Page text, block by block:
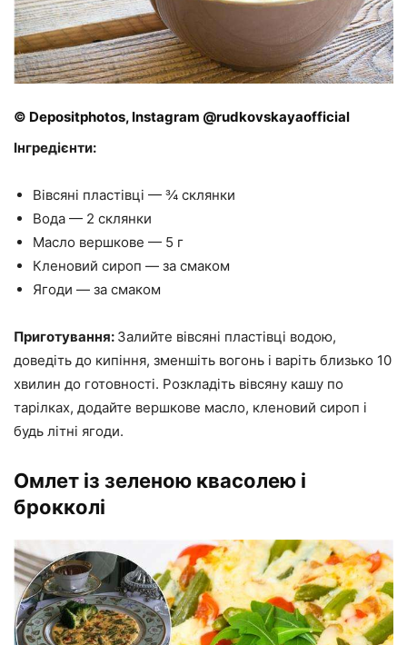
© Depositphotos, Instagram @rudkovskayaofficial
Інгредієнти:
Вівсяні пластівці — ¾ склянки
Вода — 2 склянки
Масло вершкове — 5 г
Кленовий сироп — за смаком
Ягоди — за смаком
Приготування: Залийте вівсяні пластівці водою,
доведіть до кипіння, зменшіть вогонь і варіть близько 10
хвилин до готовності. Розкладіть вівсяну кашу по
тарілках, додайте вершкове масло, кленовий сироп і
будь літні ягоди.
Омлет із зеленою квасолею і
брокколі